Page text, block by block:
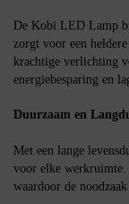
De Kobi LED Lamp
zorgt voor een
krachtige verlichting
energiebesparing en
Duurzaam en
Met een lange
voor elke werkruimte.
waardoor de